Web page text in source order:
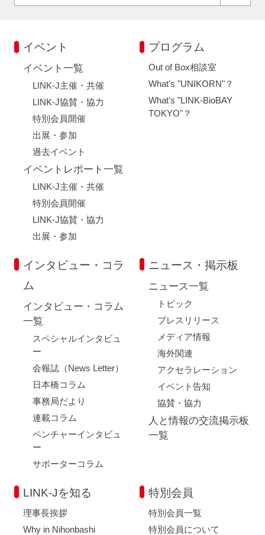
イベント
イベント一覧
LINK-J主催・共催
LINK-J協賛・協力
特別会員開催
出展・参加
過去イベント
イベントレポート一覧
LINK-J主催・共催
特別会員開催
LINK-J協賛・協力
出展・参加
プログラム
Out of Box相談室
What's "UNIKORN"？
What's "LINK-BioBAY
TOKYO"？
インタビュー・コラ
ム
インタビュー・コラム
一覧
スペシャルインタビュ
ー
会報誌（News Letter）
日本橋コラム
事務局だより
連載コラム
ベンチャーインタビュ
ー
サポーターコラム
ニュース・掲示板
ニュース一覧
トピック
プレスリリース
メディア情報
海外関連
アクセラレーション
イベント告知
協賛・協力
人と情報の交流掲示板
一覧
LINK-Jを知る
理事長挨拶
Why in Nihonbashi
特別会員
特別会員一覧
特別会員について